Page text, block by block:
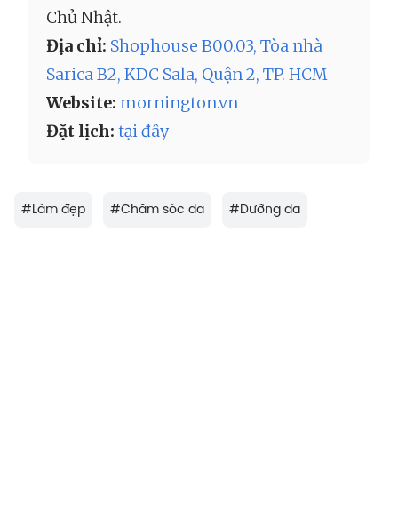
Chủ Nhật.
Địa chỉ: Shophouse B00.03, Tòa nhà
Sarica B2, KDC Sala, Quận 2, TP. HCM
Website: mornington.vn
Đặt lịch: tại đây
#Làm đẹp #Chăm sóc da #Dưỡng da